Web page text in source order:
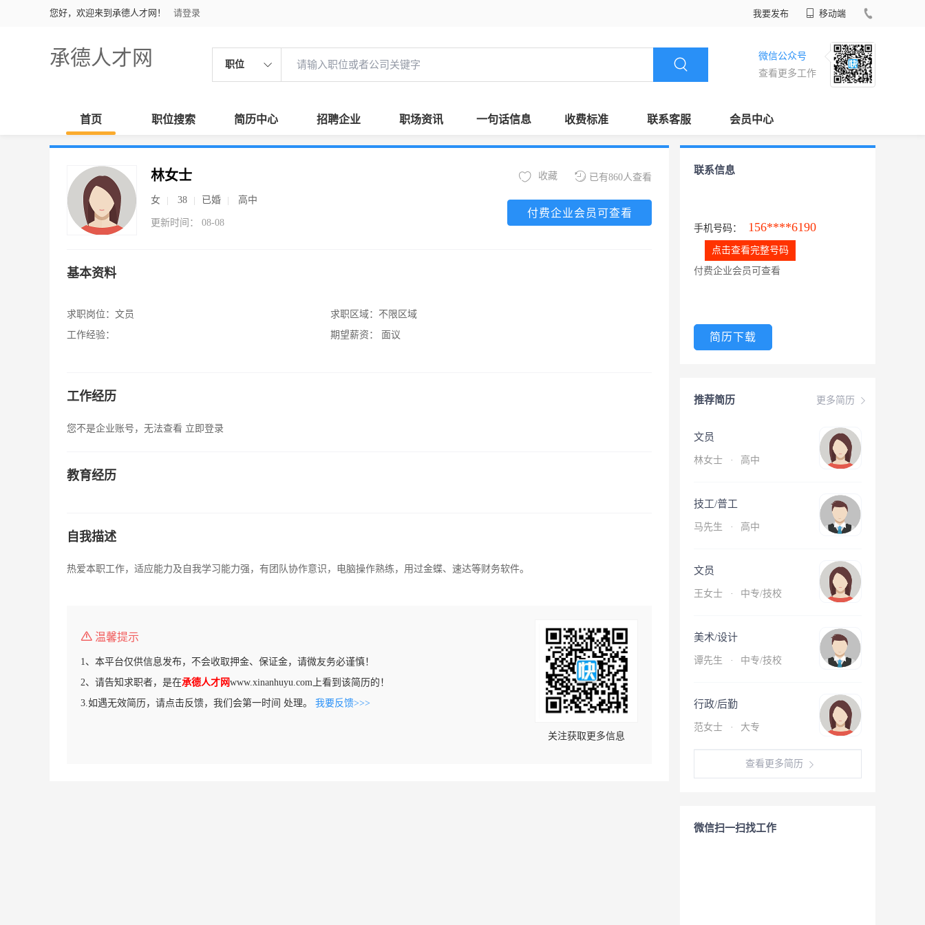
您好，欢迎来到承德人才网！ 请登录 我要发布 移动端
承德人才网 职位
微信公众号
查看更多工作
首页 职位搜索 简历中心 招聘企业 职场资讯 一句话信息 收费标准 联系客服 会员中心
林女士
女 38 已婚 高中
更新时间： 08-08
已有860人查看
收藏
付费企业会员可查看
基本资料
求职岗位： 文员
工作经验：
求职区域： 不限区域
期望薪资：
面议
工作经历
您不是企业账号，无法查看 立即登录
教育经历
自我描述
热爱本职工作，适应能力及自我学习能力强，有团队协作意识，电脑操作熟练，用过金蝶、速达等财务软件。
温馨提示
1、本平台仅供信息发布，不会收取押金、保证金，请微友务必谨慎！
2、请告知求职者，是在承德人才网www.xinanhuyu.com上看到该简历的！
3.如遇无效简历，请点击反馈，我们会第一时间 处理。 我要反馈>>>
关注获取更多信息
联系信息
手机号码： 156****6190
点击查看完整号码
付费企业会员可查看
简历下载
更多简历
推荐简历
文员
林女士 · 高中
技工/普工
马先生 · 高中
文员
王女士 · 中专/技校
美术/设计
谭先生 · 中专/技校
行政/后勤
范女士 · 大专
查看更多简历
微信扫一扫找工作